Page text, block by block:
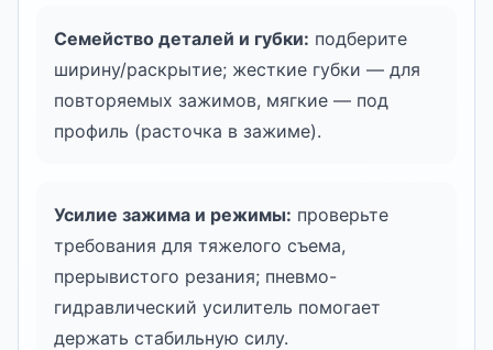
Семейство деталей и губки: подберите
ширину/раскрытие; жесткие губки — для
повторяемых зажимов, мягкие — под
профиль (расточка в зажиме).
Усилие зажима и режимы: проверьте
требования для тяжелого съема,
прерывистого резания; пневмо-
гидравлический усилитель помогает
держать стабильную силу.